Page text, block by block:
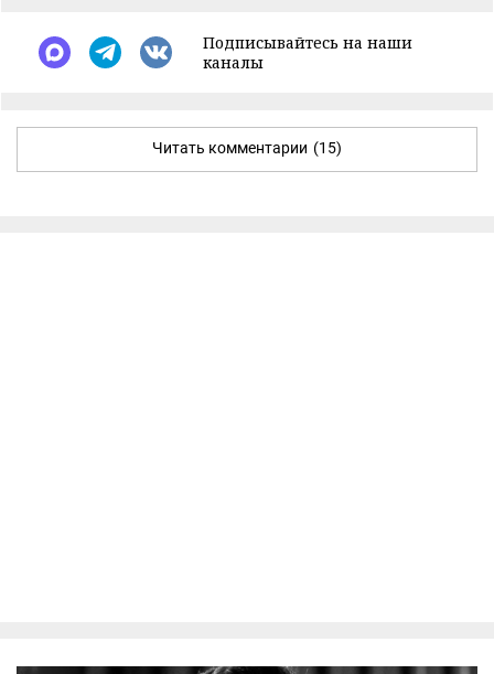
Подписывайтесь на наши
каналы
Читать комментарии (15)